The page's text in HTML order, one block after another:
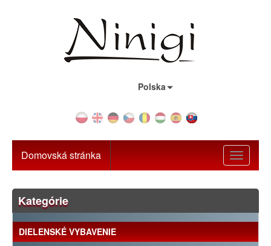
Polska
Toggle
Domovská stránka
Kategórie
DIELENSKÉ VYBAVENIE